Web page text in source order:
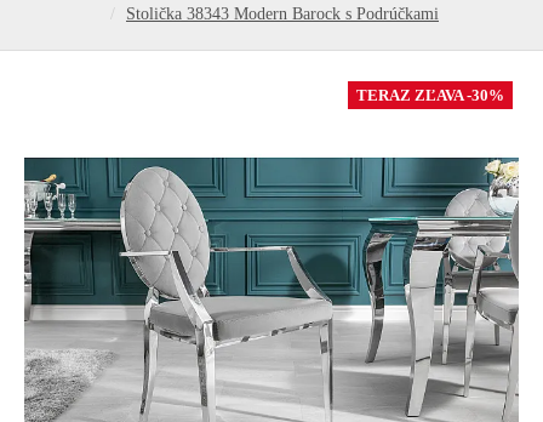
Stolička 38343 Modern Barock s Podrúčkami
TERAZ ZĽAVA -30%